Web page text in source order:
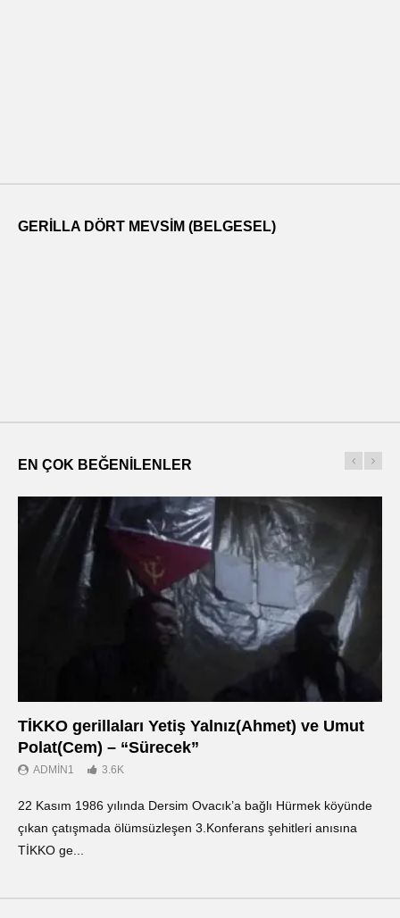
GERILLA DÖRT MEVSIM (BELGESEL)
EN ÇOK BEĞENILENLER
TİKKO gerillaları Yetiş Yalnız(Ahmet) ve Umut
Polat(Cem) – “Sürecek”
ADMIN1 3.6K
22 Kasım 1986 yılında Dersim Ovacık’a bağlı Hürmek köyünde
çıkan çatışmada ölümsüzleşen 3.Konferans şehitleri anısına
TİKKO ge...